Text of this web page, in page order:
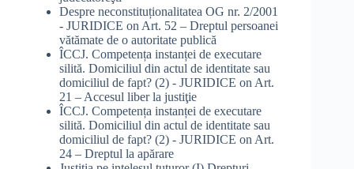
Despre neconstituționalitatea OG nr. 2/2001
- JURIDICE on Art. 52 – Dreptul persoanei
vătămate de o autoritate publică
ÎCCJ. Competența instanței de executare
silită. Domiciliul din actul de identitate sau
domiciliul de fapt? (2) - JURIDICE on Art.
21 – Accesul liber la justiţie
ÎCCJ. Competența instanței de executare
silită. Domiciliul din actul de identitate sau
domiciliul de fapt? (2) - JURIDICE on Art.
24 – Dreptul la apărare